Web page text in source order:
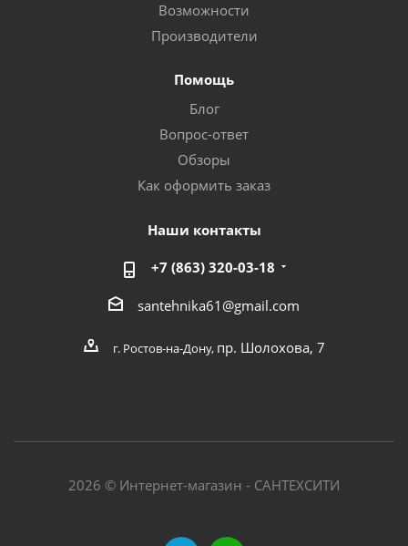
Возможности
Производители
Помощь
Блог
Вопрос-ответ
Обзоры
Как оформить заказ
Наши контакты
+7 (863) 320-03-18
santehnika61@gmail.com
г. Ростов-на-Дону, пр. Шолохова, 7
2026 © Интернет-магазин - САНТЕХСИТИ